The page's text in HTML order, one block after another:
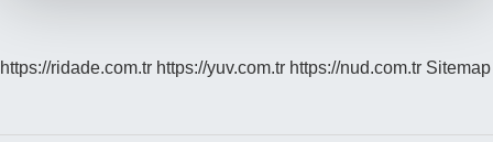
https://ridade.com.tr https://yuv.com.tr https://nud.com.tr Sitemap